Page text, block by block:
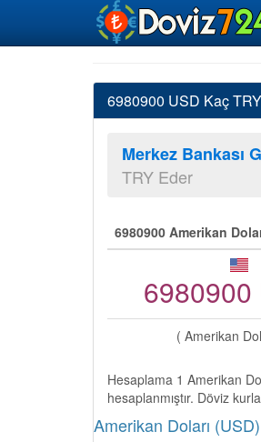
6980900 USD Kaç
Merkez Bankası
TRY Eder
6980900 Amerikan
6980900
( Amerikan
Hesaplama 1 Amerikan
hesaplanmıştır. Döviz
Amerikan Doları